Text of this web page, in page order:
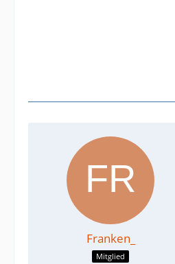
Franken_
Mitglied